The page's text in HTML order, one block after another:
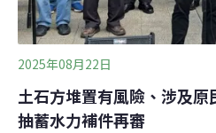
2025年08月22日
土石方堆置有風險、涉及
抽蓄水力補件再審